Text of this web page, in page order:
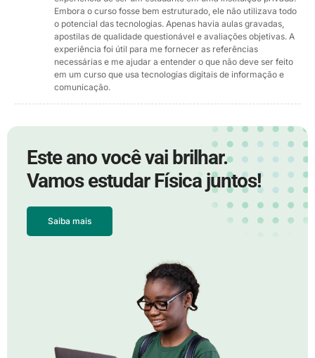
Embora o curso fosse bem estruturado, ele não utilizava todo
o potencial das tecnologias. Apenas havia aulas gravadas,
apostilas de qualidade questionável e avaliações objetivas. A
experiência foi útil para me fornecer as referências
necessárias e me ajudar a entender o que não deve ser feito
em um curso que usa tecnologias digitais de informação e
comunicação.
Este ano você vai brilhar.
Vamos estudar Física juntos!
Saiba mais